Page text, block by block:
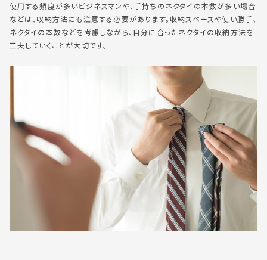
使用する頻度が多いビジネスマンや、手持ちのネクタイの本数が多い場合
などは、収納方法にも注意する必要があります。収納スペースや使い勝手、
ネクタイの本数などを考慮しながら、自分に合ったネクタイの収納方法を
工夫していくことが大切です。